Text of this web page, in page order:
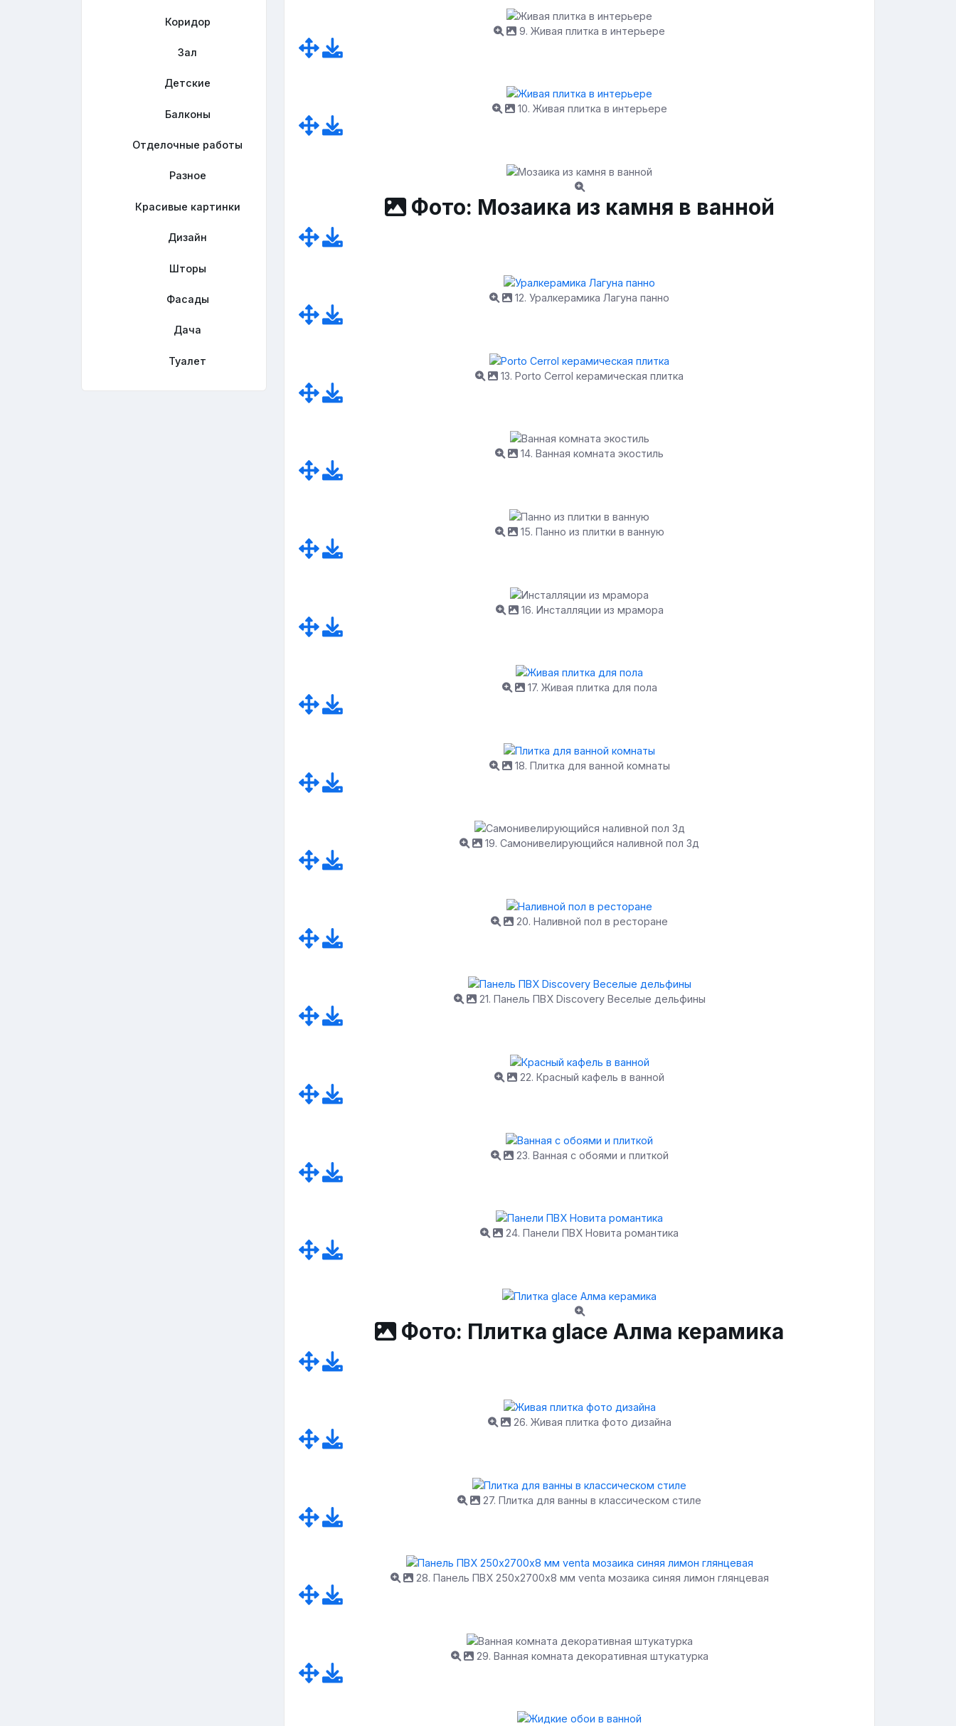
Коридор
Зал
Детские
Балконы
Отделочные работы
Разное
Красивые картинки
Дизайн
Шторы
Фасады
Дача
Туалет
9. Живая плитка в интерьере
10. Живая плитка в интерьере
Фото: Мозаика из камня в ванной
12. Уралкерамика Лагуна панно
13. Porto Cerrol керамическая плитка
14. Ванная комната экостиль
15. Панно из плитки в ванную
16. Инсталляции из мрамора
17. Живая плитка для пола
18. Плитка для ванной комнаты
19. Самонивелирующийся наливной пол 3д
20. Наливной пол в ресторане
21. Панель ПВХ Discovery Веселые дельфины
22. Красный кафель в ванной
23. Ванная с обоями и плиткой
24. Панели ПВХ Новита романтика
Фото: Плитка glace Алма керамика
26. Живая плитка фото дизайна
27. Плитка для ванны в классическом стиле
28. Панель ПВХ 250х2700х8 мм venta мозаика синяя лимон глянцевая
29. Ванная комната декоративная штукатурка